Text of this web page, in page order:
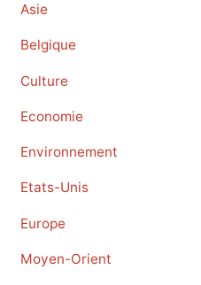
Asie
Belgique
Culture
Economie
Environnement
Etats-Unis
Europe
Moyen-Orient